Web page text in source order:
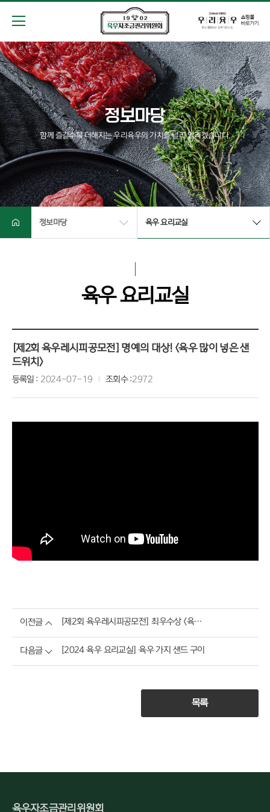
위원회
소개
운영현황
소식마당
정보마당
참여마당
정보마당
함께 즐길수록 더해지는 우리육우의 가치를 널리 알리겠습니다.
정보마당 육우 요리교실
육우 요리교실
[제2회 육우레시피공모전] 명예의 대상! <육우 많이 넣은 샌
드위치>
등록일 2024-07-19 조회수 2972
이전글 [제2회 육우레시피공모전] 최우수상 <육우김치떡갈비까나페 & 연겨자꿀말랭이소스>
다음글 [2024 육우 요리교실] 육우 가지 샌드 구이
목록
육우자조금관리위원회